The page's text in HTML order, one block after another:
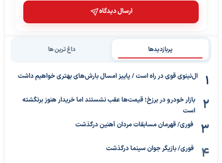
ارسال دیدگاه
پربازدیدها داغ ترین ها
ال‌نینوی قوی در راه است / پاییز امسال بارش‌های بهتری خواهیم داشت
بازار خودرو در برزخ؛ قیمت‌ها عقب نشستند اما خریدار هنوز برنگشته
است
فوری/ قهرمان مسابقات مردان آهنین درگذشت
فوری/ بازیگر جوان سینما درگذشت